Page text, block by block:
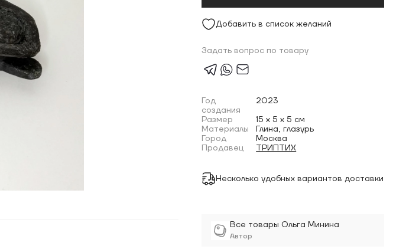
Добавить в список желаний
Задать вопрос по товару
Год
создания
2023
Размер
15 x 5 x 5 см
Материалы
Глина, глазурь
Город
Москва
Продавец
ТРИПТИХ
Несколько удобных вариантов доставки
Все товары Ольга Минина
Автор